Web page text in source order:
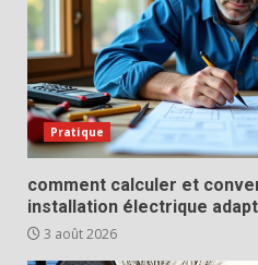
Pratique
comment calculer et
installation électrique
3 août 2026